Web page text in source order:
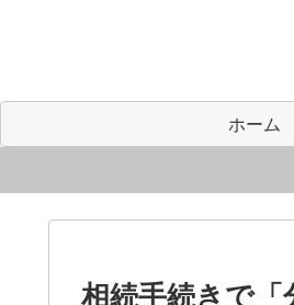
ホーム
相続手続きで